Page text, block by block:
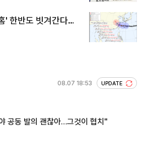
' 한반도 빗겨간다…
08.07 18:53 UPDATE
공동 발의 괜찮아…그것이 협치"